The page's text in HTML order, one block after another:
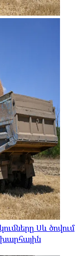
Սև ծովում